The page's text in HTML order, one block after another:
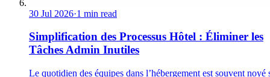
30 Jul 2026·1 min read
Simplification des Processus Hôtel : Éliminer les
Tâches Admin Inutiles
Le quotidien des équipes dans l’hébergement est souvent noyé